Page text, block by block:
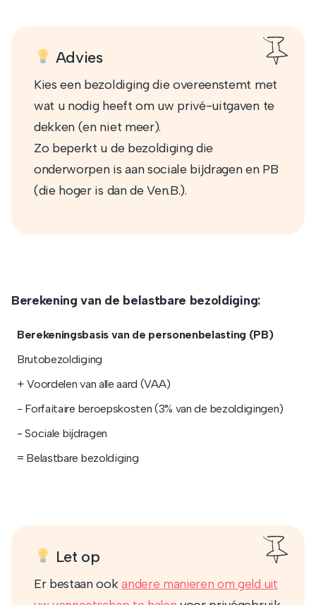
Advies
Kies een bezoldiging die overeenstemt met
wat u nodig heeft om uw privé-uitgaven te
dekken (en niet meer).
Zo beperkt u de bezoldiging die
onderworpen is aan sociale bijdragen en PB
(die hoger is dan de Ven.B.).
Berekening van de belastbare bezoldiging:
Berekeningsbasis van de personenbelasting (PB)
Brutobezoldiging
+ Voordelen van alle aard (VAA)
- Forfaitaire beroepskosten (3% van de bezoldigingen)
- Sociale bijdragen
= Belastbare bezoldiging
Let op
Er bestaan ookandere manieren om geld uit